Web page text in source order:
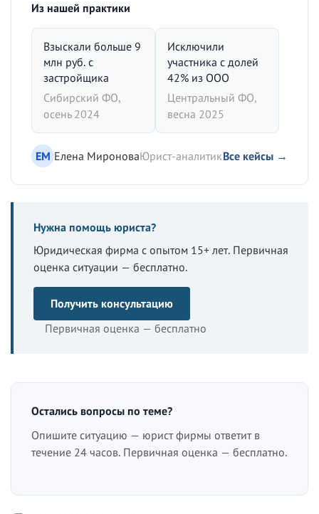
Из нашей практики
Взыскали больше 9
млн руб. с
застройщика
Сибирский ФО,
осень 2024
Исключили
участника с долей
42% из ООО
Центральный ФО,
весна 2025
ЕМ Елена МироноваЮрист-аналитикВсе кейсы →
Нужна помощь юриста?
Юридическая фирма с опытом 15+ лет. Первичная
оценка ситуации — бесплатно.
Получить консультацию
Первичная оценка — бесплатно
Остались вопросы по теме?
Опишите ситуацию — юрист фирмы ответит в
течение 24 часов. Первичная оценка — бесплатно.